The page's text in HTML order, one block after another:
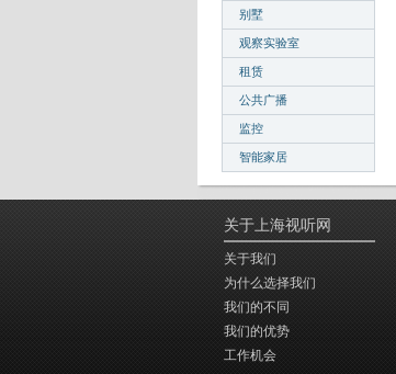
别墅
观察实验室
租赁
公共广播
监控
智能家居
关于上海视听网
关于我们
为什么选择我们
我们的不同
我们的优势
工作机会